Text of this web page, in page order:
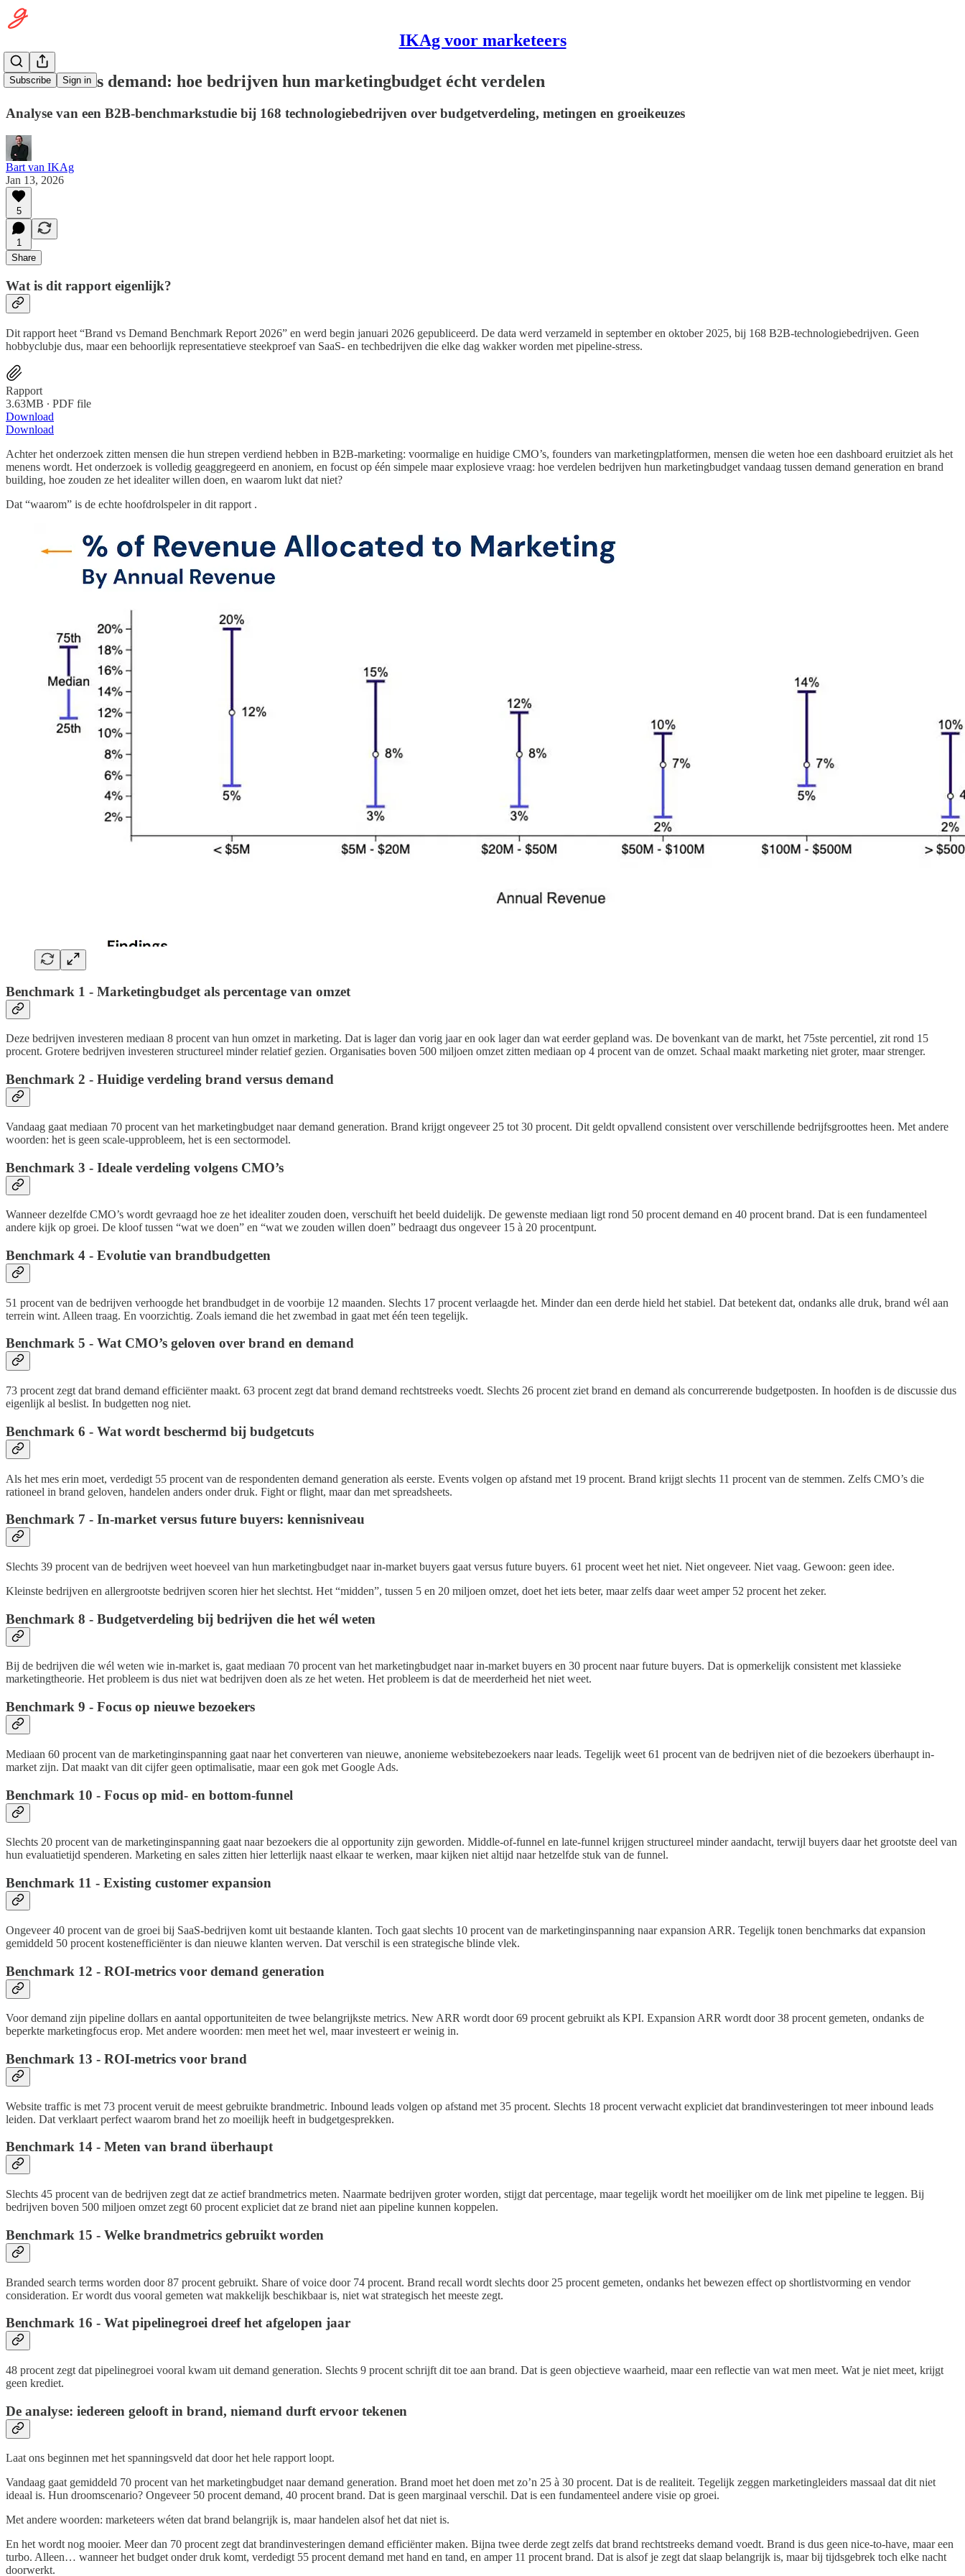
IKAg voor marketeers
Subscribe Sign in
Brand versus demand: hoe bedrijven hun marketingbudget écht verdelen
Analyse van een B2B-benchmarkstudie bij 168 technologiebedrijven over budgetverdeling, metingen en groeikeuzes
Bart van IKAg
Jan 13, 2026
5
1
Share
Wat is dit rapport eigenlijk?
Dit rapport heet “Brand vs Demand Benchmark Report 2026” en werd begin januari 2026 gepubliceerd. De data werd verzameld in september en oktober 2025, bij 168 B2B-technologiebedrijven. Geen
hobbyclubje dus, maar een behoorlijk representatieve steekproef van SaaS- en techbedrijven die elke dag wakker worden met pipeline-stress.
Rapport
3.63MB ∙ PDF file
Download
Download
Achter het onderzoek zitten mensen die hun strepen verdiend hebben in B2B-marketing: voormalige en huidige CMO’s, founders van marketingplatformen, mensen die weten hoe een dashboard eruitziet als het
menens wordt. Het onderzoek is volledig geaggregeerd en anoniem, en focust op één simpele maar explosieve vraag: hoe verdelen bedrijven hun marketingbudget vandaag tussen demand generation en brand
building, hoe zouden ze het idealiter willen doen, en waarom lukt dat niet?
Dat “waarom” is de echte hoofdrolspeler in dit rapport .
Benchmark 1 - Marketingbudget als percentage van omzet
Deze bedrijven investeren mediaan 8 procent van hun omzet in marketing. Dat is lager dan vorig jaar en ook lager dan wat eerder gepland was. De bovenkant van de markt, het 75ste percentiel, zit rond 15
procent. Grotere bedrijven investeren structureel minder relatief gezien. Organisaties boven 500 miljoen omzet zitten mediaan op 4 procent van de omzet. Schaal maakt marketing niet groter, maar strenger.
Benchmark 2 - Huidige verdeling brand versus demand
Vandaag gaat mediaan 70 procent van het marketingbudget naar demand generation. Brand krijgt ongeveer 25 tot 30 procent. Dit geldt opvallend consistent over verschillende bedrijfsgroottes heen. Met andere
woorden: het is geen scale-upprobleem, het is een sectormodel.
Benchmark 3 - Ideale verdeling volgens CMO’s
Wanneer dezelfde CMO’s wordt gevraagd hoe ze het idealiter zouden doen, verschuift het beeld duidelijk. De gewenste mediaan ligt rond 50 procent demand en 40 procent brand. Dat is een fundamenteel
andere kijk op groei. De kloof tussen “wat we doen” en “wat we zouden willen doen” bedraagt dus ongeveer 15 à 20 procentpunt.
Benchmark 4 - Evolutie van brandbudgetten
51 procent van de bedrijven verhoogde het brandbudget in de voorbije 12 maanden. Slechts 17 procent verlaagde het. Minder dan een derde hield het stabiel. Dat betekent dat, ondanks alle druk, brand wél aan
terrein wint. Alleen traag. En voorzichtig. Zoals iemand die het zwembad in gaat met één teen tegelijk.
Benchmark 5 - Wat CMO’s geloven over brand en demand
73 procent zegt dat brand demand efficiënter maakt. 63 procent zegt dat brand demand rechtstreeks voedt. Slechts 26 procent ziet brand en demand als concurrerende budgetposten. In hoofden is de discussie dus
eigenlijk al beslist. In budgetten nog niet.
Benchmark 6 - Wat wordt beschermd bij budgetcuts
Als het mes erin moet, verdedigt 55 procent van de respondenten demand generation als eerste. Events volgen op afstand met 19 procent. Brand krijgt slechts 11 procent van de stemmen. Zelfs CMO’s die
rationeel in brand geloven, handelen anders onder druk. Fight or flight, maar dan met spreadsheets.
Benchmark 7 - In-market versus future buyers: kennisniveau
Slechts 39 procent van de bedrijven weet hoeveel van hun marketingbudget naar in-market buyers gaat versus future buyers. 61 procent weet het niet. Niet ongeveer. Niet vaag. Gewoon: geen idee.
Kleinste bedrijven en allergrootste bedrijven scoren hier het slechtst. Het “midden”, tussen 5 en 20 miljoen omzet, doet het iets beter, maar zelfs daar weet amper 52 procent het zeker.
Benchmark 8 - Budgetverdeling bij bedrijven die het wél weten
Bij de bedrijven die wél weten wie in-market is, gaat mediaan 70 procent van het marketingbudget naar in-market buyers en 30 procent naar future buyers. Dat is opmerkelijk consistent met klassieke
marketingtheorie. Het probleem is dus niet wat bedrijven doen als ze het weten. Het probleem is dat de meerderheid het niet weet.
Benchmark 9 - Focus op nieuwe bezoekers
Mediaan 60 procent van de marketinginspanning gaat naar het converteren van nieuwe, anonieme websitebezoekers naar leads. Tegelijk weet 61 procent van de bedrijven niet of die bezoekers überhaupt in-
market zijn. Dat maakt van dit cijfer geen optimalisatie, maar een gok met Google Ads.
Benchmark 10 - Focus op mid- en bottom-funnel
Slechts 20 procent van de marketinginspanning gaat naar bezoekers die al opportunity zijn geworden. Middle-of-funnel en late-funnel krijgen structureel minder aandacht, terwijl buyers daar het grootste deel van
hun evaluatietijd spenderen. Marketing en sales zitten hier letterlijk naast elkaar te werken, maar kijken niet altijd naar hetzelfde stuk van de funnel.
Benchmark 11 - Existing customer expansion
Ongeveer 40 procent van de groei bij SaaS-bedrijven komt uit bestaande klanten. Toch gaat slechts 10 procent van de marketinginspanning naar expansion ARR. Tegelijk tonen benchmarks dat expansion
gemiddeld 50 procent kostenefficiënter is dan nieuwe klanten werven. Dat verschil is een strategische blinde vlek.
Benchmark 12 - ROI-metrics voor demand generation
Voor demand zijn pipeline dollars en aantal opportuniteiten de twee belangrijkste metrics. New ARR wordt door 69 procent gebruikt als KPI. Expansion ARR wordt door 38 procent gemeten, ondanks de
beperkte marketingfocus erop. Met andere woorden: men meet het wel, maar investeert er weinig in.
Benchmark 13 - ROI-metrics voor brand
Website traffic is met 73 procent veruit de meest gebruikte brandmetric. Inbound leads volgen op afstand met 35 procent. Slechts 18 procent verwacht expliciet dat brandinvesteringen tot meer inbound leads
leiden. Dat verklaart perfect waarom brand het zo moeilijk heeft in budgetgesprekken.
Benchmark 14 - Meten van brand überhaupt
Slechts 45 procent van de bedrijven zegt dat ze actief brandmetrics meten. Naarmate bedrijven groter worden, stijgt dat percentage, maar tegelijk wordt het moeilijker om de link met pipeline te leggen. Bij
bedrijven boven 500 miljoen omzet zegt 60 procent expliciet dat ze brand niet aan pipeline kunnen koppelen.
Benchmark 15 - Welke brandmetrics gebruikt worden
Branded search terms worden door 87 procent gebruikt. Share of voice door 74 procent. Brand recall wordt slechts door 25 procent gemeten, ondanks het bewezen effect op shortlistvorming en vendor
consideration. Er wordt dus vooral gemeten wat makkelijk beschikbaar is, niet wat strategisch het meeste zegt.
Benchmark 16 - Wat pipelinegroei dreef het afgelopen jaar
48 procent zegt dat pipelinegroei vooral kwam uit demand generation. Slechts 9 procent schrijft dit toe aan brand. Dat is geen objectieve waarheid, maar een reflectie van wat men meet. Wat je niet meet, krijgt
geen krediet.
De analyse: iedereen gelooft in brand, niemand durft ervoor tekenen
Laat ons beginnen met het spanningsveld dat door het hele rapport loopt.
Vandaag gaat gemiddeld 70 procent van het marketingbudget naar demand generation. Brand moet het doen met zo’n 25 à 30 procent. Dat is de realiteit. Tegelijk zeggen marketingleiders massaal dat dit niet
ideaal is. Hun droomscenario? Ongeveer 50 procent demand, 40 procent brand. Dat is geen marginaal verschil. Dat is een fundamenteel andere visie op groei.
Met andere woorden: marketeers wéten dat brand belangrijk is, maar handelen alsof het dat niet is.
En het wordt nog mooier. Meer dan 70 procent zegt dat brandinvesteringen demand efficiënter maken. Bijna twee derde zegt zelfs dat brand rechtstreeks demand voedt. Brand is dus geen nice-to-have, maar een
turbo. Alleen… wanneer het budget onder druk komt, verdedigt 55 procent demand met hand en tand, en amper 11 procent brand. Dat is alsof je zegt dat slaap belangrijk is, maar bij tijdsgebrek toch elke nacht
doorwerkt.